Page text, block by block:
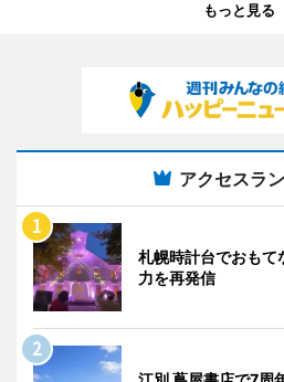
もっと見る
アクセスラ
札幌時計台でおも
力を再発信